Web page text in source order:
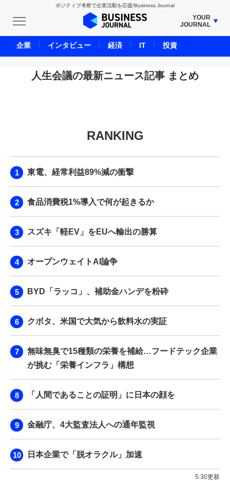
ポジティブ考察で企業活動を応援/Business Journal
YOUR
JOURNAL
BUSINESS JOURNAL
UNICORN JOURNAL
CARBON CREDITS JOURNAL
LIFE ENDING JOURNAL
BPaaS JOURNAL
人生会議の最新ニュース記事 まとめ
RANKING
東電、経常利益89%減の衝撃
食品消費税1%導入で何が起きるか
スズキ「軽EV」をEUへ輸出の勝算
オープンウェイトAI論争
BYD「ラッコ」、補助金ハンデを粉砕
クボタ、米国で大気から飲料水の実証
無味無臭で15種類の栄養を補給…フードテック企業
が挑む「栄養インフラ」構想
「人間であることの証明」に日本の顔を
金融庁、4大監査法人への通年監視
日本企業で「脱オラクル」加速
5:30更新
企業 インタビュー 経済 IT 投資